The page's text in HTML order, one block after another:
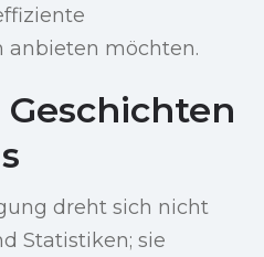
anbieten möchten.
dreht sich nicht
Statistiken; sie